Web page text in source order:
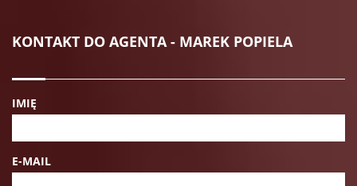
KONTAKT DO AGENTA - MAREK POPIELA
IMIĘ
E-MAIL